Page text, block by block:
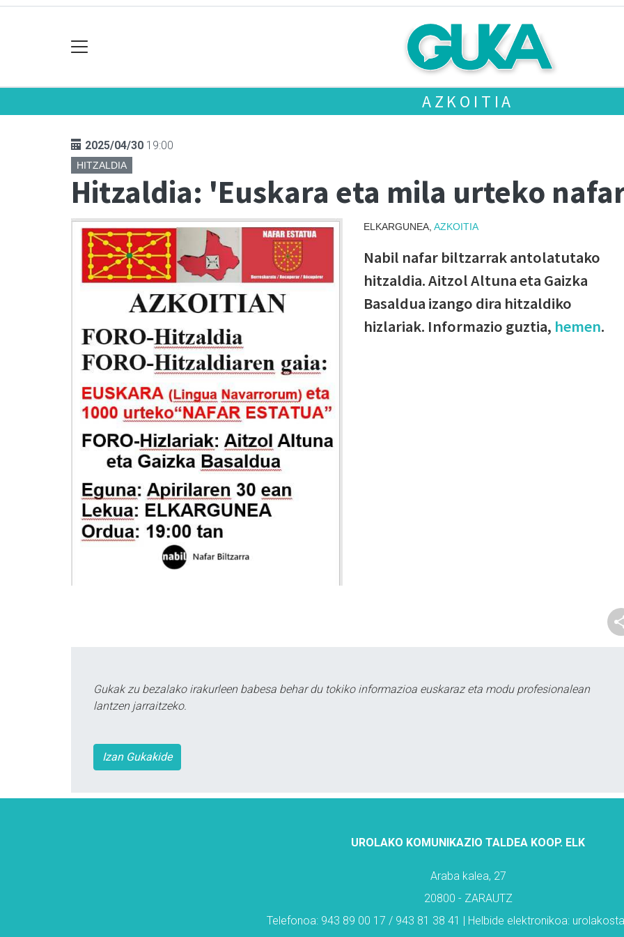
AZKOITIA
2025/04/30 19:00
HITZALDIA
Hitzaldia: 'Euskara eta mila urteko
ELKARGUNEA, AZKOITIA
Nabil nafar biltzarrak antolatutako
hitzaldia. Aitzol Altuna eta Gaizka
Basaldua izango dira hitzaldiko
hizlariak. Informazio guztia, hemen.
Gukak zu bezalako irakurleen babesa behar du tokiko informazioa euskaraz eta modu profesionalean
lantzen jarraitzeko.
Izan Gukakide
UROLAKO KOMUNIKAZIO TALDEA KOOP. ELK
Araba kalea, 27
20800 - ZARAUTZ
Telefonoa: 943 89 00 17 / 943 81 38 41 | Helbide elektronikoa: